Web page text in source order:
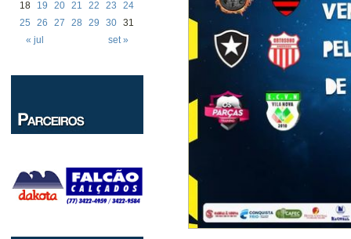
« jul set »
18
19 20 21 22 23
24
25
26 27 28 29 30 31